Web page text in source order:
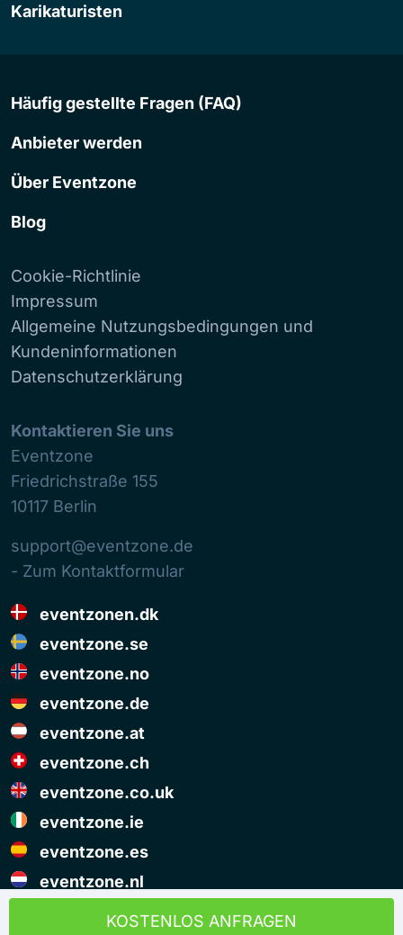
KOSTENLOS ANFRAGEN
Karikaturisten
Häufig gestellte Fragen (FAQ)
Anbieter werden
Über Eventzone
Blog
Cookie-Richtlinie
Impressum
Allgemeine Nutzungsbedingungen und
Kundeninformationen
Datenschutzerklärung
Kontaktieren Sie uns
Eventzone
Friedrichstraße 155
10117 Berlin
support@eventzone.de
- Zum Kontaktformular
eventzonen.dk
eventzone.se
eventzone.no
eventzone.de
eventzone.at
eventzone.ch
eventzone.co.uk
eventzone.ie
eventzone.es
eventzone.nl
© Copyright Eventzone 2026